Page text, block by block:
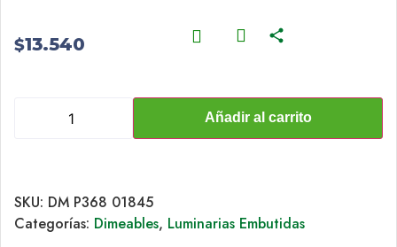
$13.540
Añadir al carrito
SKU: DM P368 01845
Categorías: Dimeables, Luminarias Embutidas